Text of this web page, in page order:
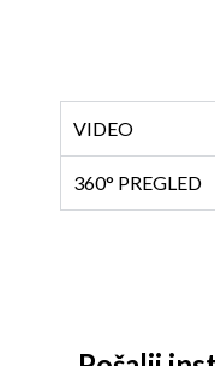
VIDEO
360° PREGLED